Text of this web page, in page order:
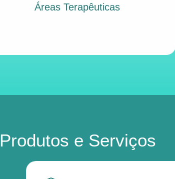
Áreas Terapêuticas
Produtos e Serviços